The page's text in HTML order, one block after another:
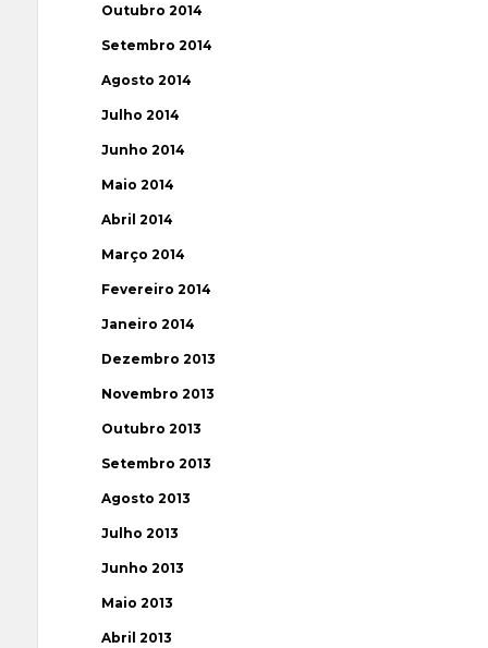
Outubro 2014
Setembro 2014
Agosto 2014
Julho 2014
Junho 2014
Maio 2014
Abril 2014
Março 2014
Fevereiro 2014
Janeiro 2014
Dezembro 2013
Novembro 2013
Outubro 2013
Setembro 2013
Agosto 2013
Julho 2013
Junho 2013
Maio 2013
Abril 2013